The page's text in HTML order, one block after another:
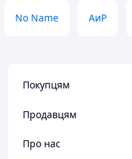
No Name АиР
Покупцям
Продавцям
Про нас